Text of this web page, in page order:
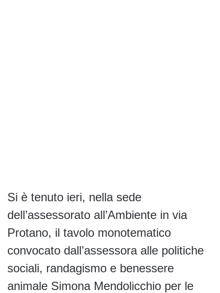
Si è tenuto ieri, nella sede
dell’assessorato all’Ambiente in via
Protano, il tavolo monotematico
convocato dall’assessora alle politiche
sociali, randagismo e benessere
animale Simona Mendolicchio per le